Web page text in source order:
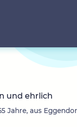
und ehrlich
Jahre, aus